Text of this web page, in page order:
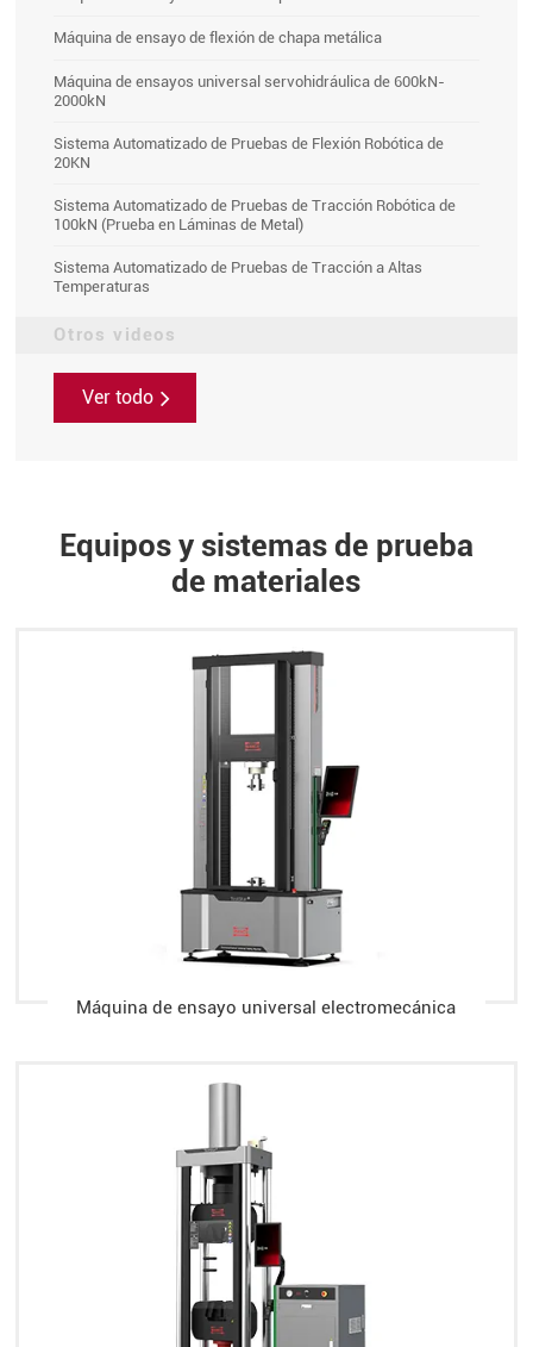
Máquina de ensayo de flexión de chapa metálica
Máquina de ensayos universal servohidráulica de 600kN-
2000kN
Sistema Automatizado de Pruebas de Flexión Robótica de
20KN
Sistema Automatizado de Pruebas de Tracción Robótica de
100kN (Prueba en Láminas de Metal)
Sistema Automatizado de Pruebas de Tracción a Altas
Temperaturas
Otros videos
Ver todo
Equipos y sistemas de prueba
de materiales
Máquina de ensayo universal electromecánica